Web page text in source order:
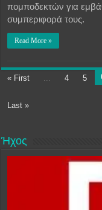
πομποδεκτών για
συμπεριφορά τους.
Read More »
« First 4 5
Last »
Ήχος